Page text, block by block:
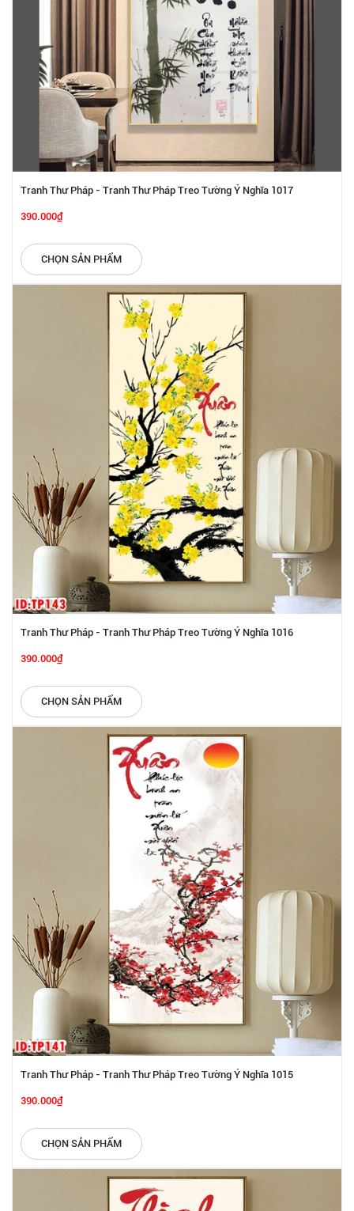
Tranh Thư Pháp - Tranh Thư Pháp Treo Tường Ý Nghĩa 1017
390.000₫
CHỌN SẢN PHẨM
Tranh Thư Pháp - Tranh Thư Pháp Treo Tường Ý Nghĩa 1016
390.000₫
CHỌN SẢN PHẨM
Tranh Thư Pháp - Tranh Thư Pháp Treo Tường Ý Nghĩa 1015
390.000₫
CHỌN SẢN PHẨM